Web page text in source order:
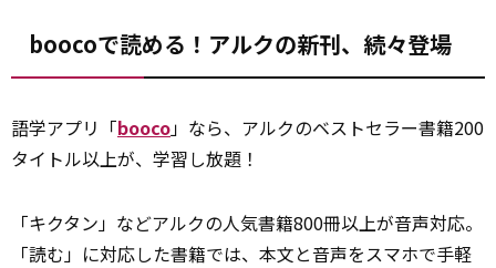
boocoで読める！アルクの新刊、続々登場
語学アプリ「booco」なら、アルクのベストセラー書籍200
タイトル以上が、学習し放題！
「キクタン」などアルクの人気書籍800冊以上が音声対応。
「読む」に対応した書籍では、本文と音声をスマホで手軽